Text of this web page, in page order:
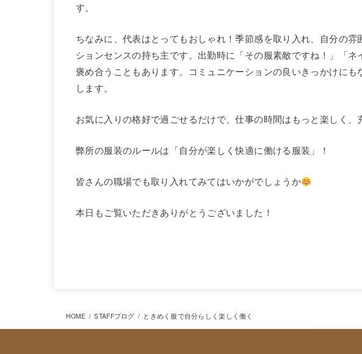
す。
ちなみに、代表はとってもおしゃれ！季節感を取り入れ、自分の
ションセンスの持ち主です。出勤時に「その服素敵ですね！」「
褒め合うこともあります。コミュニケーションの良いきっかけに
します。
お気に入りの格好で過ごせるだけで、仕事の時間はもっと楽しく、
弊所の服装のルールは「自分が楽しく快適に働ける服装」！
皆さんの職場でも取り入れてみてはいかがでしょうか
本日もご覧いただきありがとうございました！
HOME STAFFブログ ときめく服で自分らしく楽しく働く